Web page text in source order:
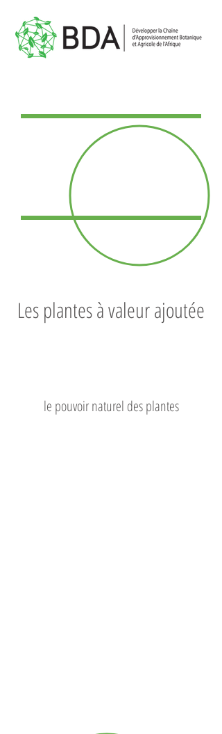
Les plantes à valeur ajoutée
le pouvoir naturel des plantes